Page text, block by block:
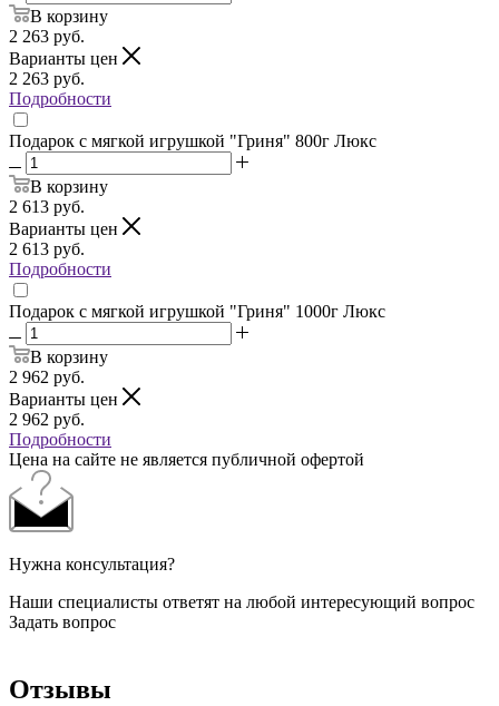
В корзину
2 263 руб.
Варианты цен
2 263 руб.
Подробности
Подарок с мягкой игрушкой "Гриня" 800г Люкс
В корзину
2 613 руб.
Варианты цен
2 613 руб.
Подробности
Подарок с мягкой игрушкой "Гриня" 1000г Люкс
В корзину
2 962 руб.
Варианты цен
2 962 руб.
Подробности
Цена на сайте не является публичной офертой
Нужна консультация?
Наши специалисты ответят на любой интересующий вопрос
Задать вопрос
Отзывы